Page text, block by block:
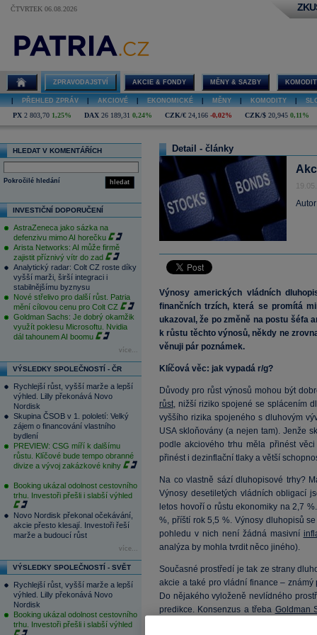
ČTVRTEK 06.08.2026
ZPRAVODAJSTVÍ AKCIE & FONDY MĚNY & SAZBY
PŘEHLED ZPRÁV AKCIOVÉ EKONOMICKÉ MĚNY KOMODITY
PX 2 803,70 1,25% DAX 26 189,31 0,24% CZK/€ 24,166 -0,02% CZK/$ 20,945 0,11%
HLEDAT V KOMENTÁŘÍCH
hledat
Pokročilé hledání
INVESTIČNÍ DOPORUČENÍ
AstraZeneca jako sázka na
defenzivu mimo AI horečku
Arista Networks: AI může firmě
zajistit příznivý vítr do zad
Analytický radar: Colt CZ roste díky
vyšší marži, širší integraci i
stabilnějšímu byznysu
Nové střelivo pro další růst. Patria
mění cílovou cenu pro Colt CZ
Goldman Sachs: Je dobrý okamžik
využít poklesu Microsoftu. Nvidia
dál tahounem AI boomu
více...
VÝSLEDKY SPOLEČNOSTÍ - ČR
Rychlejší růst, vyšší marže a lepší
výhled. Lilly překonává Novo
Nordisk
Skupina ČSOB v 1. pololetí: Velký
zájem o financování vlastního
bydlení
PREVIEW: CSG míří k dalšímu
růstu. Klíčové bude tempo obranné
divize a vývoj zakázkové knihy
Booking ukázal odolnost cestovního
trhu. Investoři přešli i slabší výhled
Novo Nordisk překonal očekávání,
akcie přesto klesají. Investoři řeší
marže a budoucí růst
více...
VÝSLEDKY SPOLEČNOSTÍ - SVĚT
Rychlejší růst, vyšší marže a lepší
výhled. Lilly překonává Novo
Nordisk
Booking ukázal odolnost cestovního
trhu. Investoři přešli i slabší výhled
Detail - články
Výnosy amerických vládních
finančních trzích, která se promítá
ukazoval, že po změně na postu šéfa
k růstu těchto výnosů, někdy ne
věnuji pár poznámek.
Klíčová věc: jak vypadá r/g?
Důvody pro růst výnosů mohou být
růst, nižší riziko spojené se splácením
vyššího rizika spojeného s dluhovým
USA skloňovány (a nejen tam). Jenže
podle akciového trhu měla přinést
přinést i dezinflační tlaky a větší
Na co vlastně sází dluhopisové trhy?
Výnosy desetiletých vládních obligací
letos hovoří o růstu ekonomiky na 2,7
%, příští rok 5,5 %. Výnosy dluhopisů
pohledu v nich není žádná masivní
analýza by mohla tvrdit něco jiného).
Současné prostředí je tak ze strany
akcie a také pro vládní finance –
Do nějakého vyloženě nevlídného
predikce. Konsenzus a třeba Goldman